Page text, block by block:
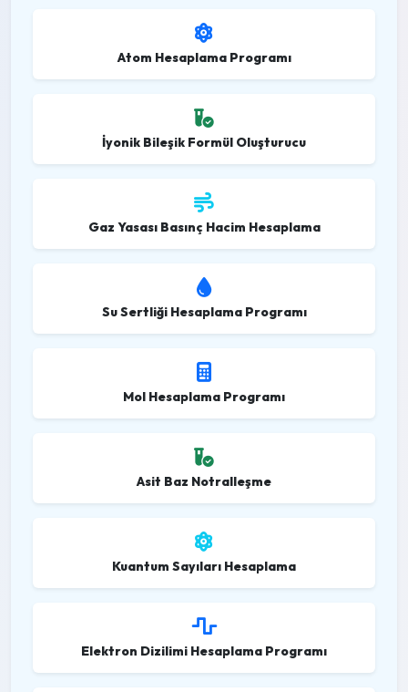
Atom Hesaplama Programı
İyonik Bileşik Formül Oluşturucu
Gaz Yasası Basınç Hacim Hesaplama
Su Sertliği Hesaplama Programı
Mol Hesaplama Programı
Asit Baz Notralleşme
Kuantum Sayıları Hesaplama
Elektron Dizilimi Hesaplama Programı